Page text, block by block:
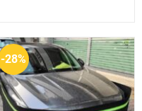
-28%